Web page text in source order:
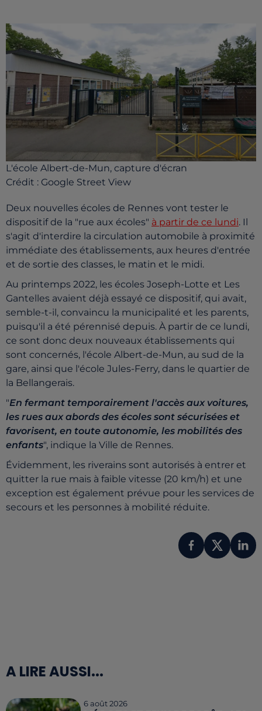
L'école Albert-de-Mun, capture d'écran
Crédit : Google Street View
Deux nouvelles écoles de Rennes vont tester le
dispositif de la "rue aux écoles" à partir de ce lundi. Il
s'agit d'interdire la circulation automobile à proximité
immédiate des établissements, aux heures d'entrée
et de sortie des classes, le matin et le midi.
Au printemps 2022, les écoles Joseph-Lotte et Les
Gantelles avaient déjà essayé ce dispositif, qui avait,
semble-t-il, convaincu la municipalité et les parents,
puisqu'il a été pérennisé depuis. À partir de ce lundi,
ce sont donc deux nouveaux établissements qui
sont concernés, l'école Albert-de-Mun, au sud de la
gare, ainsi que l'école Jules-Ferry, dans le quartier de
la Bellangerais.
"En fermant temporairement l'accès aux voitures,
les rues aux abords des écoles sont sécurisées et
favorisent, en toute autonomie, les mobilités des
enfants", indique la Ville de Rennes.
Évidemment, les riverains sont autorisés à entrer et
quitter la rue mais à faible vitesse (20 km/h) et une
exception est également prévue pour les services de
secours et les personnes à mobilité réduite.
A LIRE AUSSI...
6 août 2026